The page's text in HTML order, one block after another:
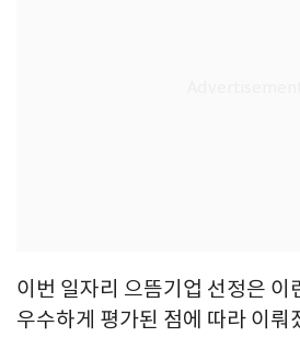
이번 일자리 으뜸기업 선정은 이
우수하게 평가된 점에 따라 이뤄